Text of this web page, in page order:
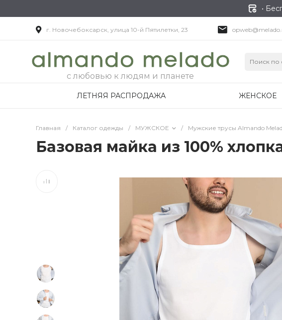
•
г. Новочебоксарск, улица 10-й Пятилетки, 23
с любовью к людям и планете
ЛЕТНЯЯ РАСПРОДАЖА ЖЕНСКОЕ
Главная / Каталог одежды / МУЖСКОЕ / Мужские трусы Almando
Базовая майка из 100%